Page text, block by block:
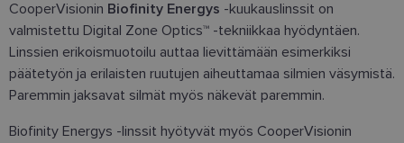
CooperVisionin Biofinity Energys -kuukauslinssit on
valmistettu Digital Zone Optics™ -tekniikkaa hyödyntäen.
Linssien erikoismuotoilu auttaa lievittämään esimerkiksi
päätetyön ja erilaisten ruutujen aiheuttamaa silmien väsymistä.
Paremmin jaksavat silmät myös näkevät paremmin.
Biofinity Energys -linssit hyötyvät myös CooperVisionin